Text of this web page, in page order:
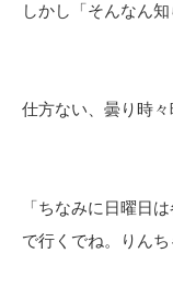
しかし「そんなん
仕方ない、曇り時々
「ちなみに日曜日
で行くでね。りんち